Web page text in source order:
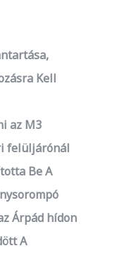
Kell
az M3
felüljárónál
Be A
Árpád hídon
A